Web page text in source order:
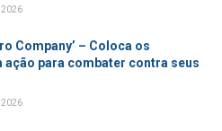
2026
Company’ – Coloca os
ação para combater contra seus
2026